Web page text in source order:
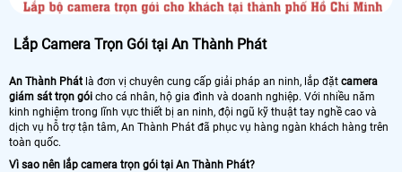
Lắp Camera Trọn Gói tại An Thành Phát
An Thành Phát là đơn vị chuyên cung cấp giải pháp an ninh, lắp đặt camera
giám sát trọn gói cho cá nhân, hộ gia đình và doanh nghiệp. Với nhiều năm
kinh nghiệm trong lĩnh vực thiết bị an ninh, đội ngũ kỹ thuật tay nghề cao và
dịch vụ hỗ trợ tận tâm, An Thành Phát đã phục vụ hàng ngàn khách hàng trên
toàn quốc.
Vì sao nên lắp camera trọn gói tại An Thành Phát?